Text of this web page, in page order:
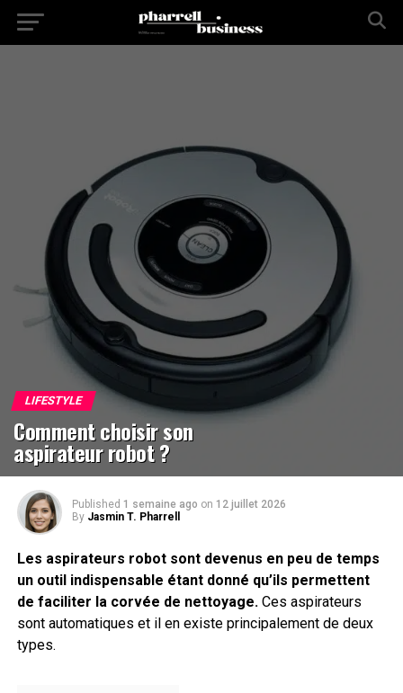
LIFESTYLE
Comment choisir son
aspirateur robot ?
Published 1 semaine ago on 12 juillet 2026
By Jasmin T. Pharrell
Les aspirateurs robot sont devenus en peu de temps
un outil indispensable étant donné qu’ils permettent
de faciliter la corvée de nettoyage.Ces aspirateurs
sont automatiques et il en existe principalement de deux
types.